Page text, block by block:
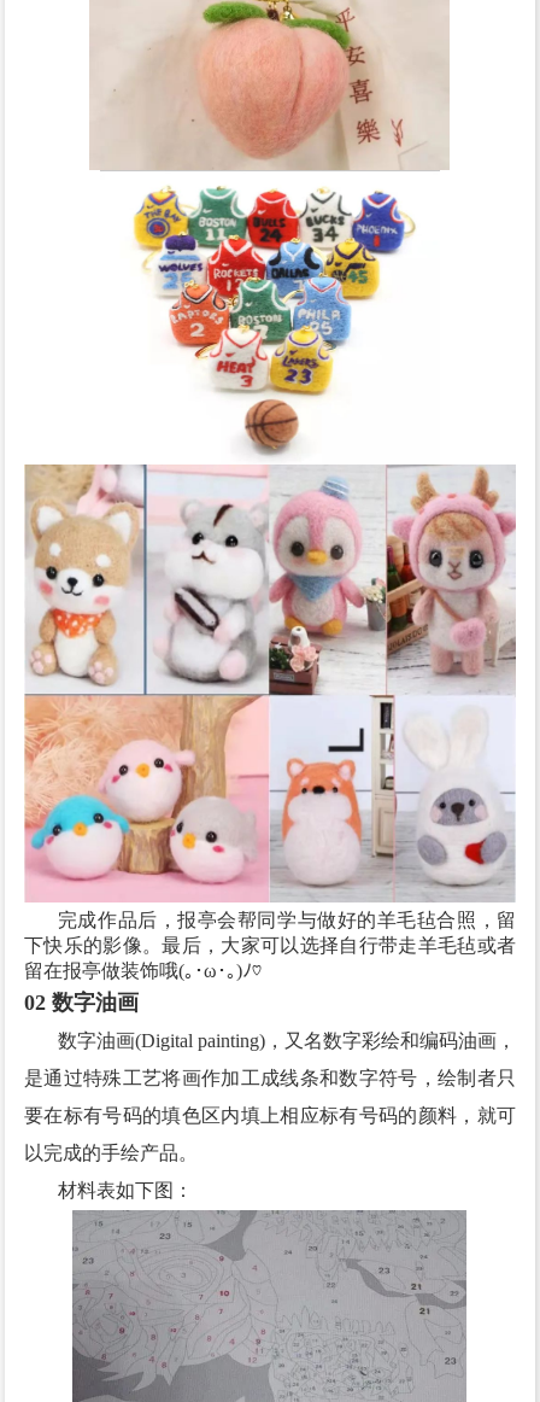
完成作品后，报亭会帮同学与做好的羊毛毡合照，留
下快乐的影像。最后，大家可以选择自行带走羊毛毡或者
留在报亭做装饰哦(｡･ω･｡)ﾉ♡
02 数字油画
数字油画(Digital painting)，又名数字彩绘和编码油画，
是通过特殊工艺将画作加工成线条和数字符号，绘制者只
要在标有号码的填色区内填上相应标有号码的颜料，就可
以完成的手绘产品。
材料表如下图：